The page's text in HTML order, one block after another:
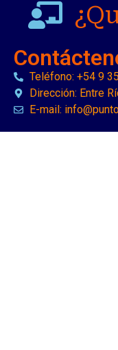
Teléfono: +54 9
Dirección: Entre
E-mail: